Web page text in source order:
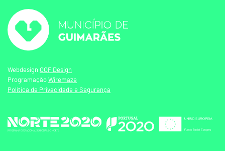
Webdesign OOF Design
Programação Wiremaze
Política de Privacidade e Segurança